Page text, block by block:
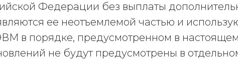
Федерации без выплаты
ее неотъемлемой частью и
в порядке, предусмотренном в
не будут предусмотрены в